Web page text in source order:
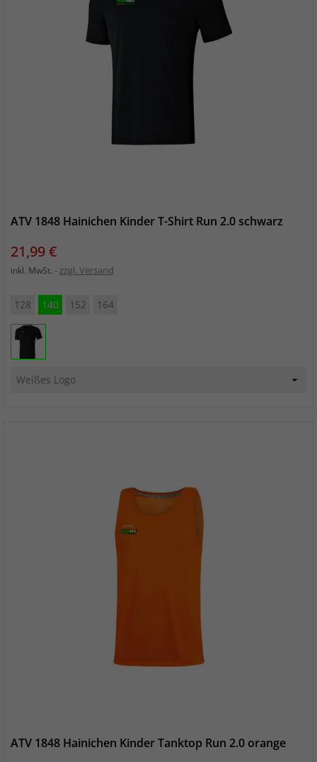
ATV 1848 Hainichen Kinder T-Shirt Run 2.0 schwarz
Preis
21,99 €
inkl. MwSt. zzgl. Versand
128 140 152 164
ATV 1848 Hainichen Kinder Tanktop Run 2.0 orange